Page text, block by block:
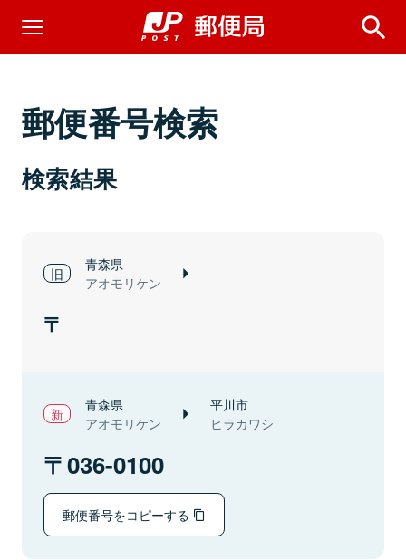
郵便番号検索
検索結果
青森県
アオモリケン
青森県
アオモリケン
平川市
ヒラカワシ
036-0100
郵便番号をコピーする